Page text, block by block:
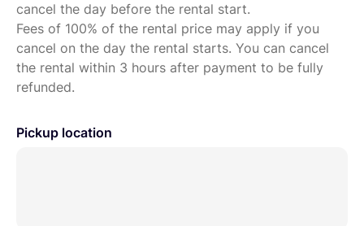
RETRAIT DU MATÉRIEL7 Jours /7 en Matinée / Journée /
Soirée sur Paris Châtelet. Me contacter par messagerie
pour plus d'informations, je serai ravi de répondre à vos
questions.
cancel the day before the rental start.
Fees of 100% of the rental price may apply if you
cancel on the day the rental starts. You can cancel
the rental within 3 hours after payment to be fully
refunded.
Pickup location